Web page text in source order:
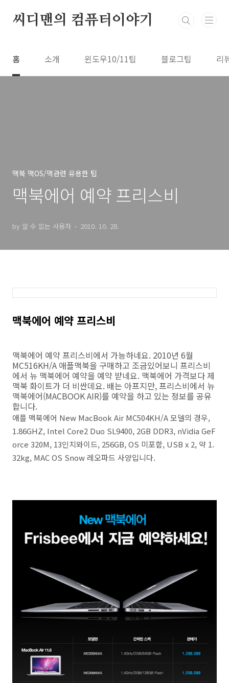
씨디맨의 컴퓨터이야기
홈 소개 윈도우10/11팁 블로그팁 리
맥북 맥OS/맥관련 유용한 팁
맥북에어 예약 프리스비
by 알 수 없는 사용자 2010. 10. 28.
맥북에어 예약 프리스비
맥북에어 예약 프리스비에서 가능하네요. 2010년 6월
MC516KH/A 애플맥북을 구매하고 조금있어보니 프리스비
에서 뉴 맥북에어 예약을 예약 받네요. 맥북에어 가격보다 제
맥북 화이트가 더 비싼데요. 배는 아프지만, 프리스비에서 뉴
맥북에어(MACBOOK AIR)를 예약을 하고 있는 정보를 공유
합니다.
애플 맥북에어 New MacBook Air MC504KH/A 모델의 경우,
1.86GHZ, Intel Core2 Duo SL9400, 2GB DDR3, nVidia GeF
orce 320M, 13인치와이드, 256GB, OS 미포함, USB x 2, 약 1.
32kg, MAC OS Snow 레오파드 사양입니다.